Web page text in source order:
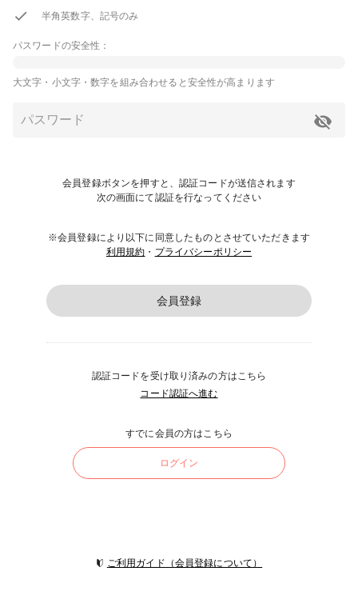
半角英数字、記号のみ
パスワードの安全性：
大文字・小文字・数字を組み合わせると安全性が高まります
会員登録ボタンを押すと、認証コードが送信されます
次の画面にて認証を行なってください
※会員登録により以下に同意したものとさせていただきます
利用規約 ・ プライバシーポリシー
会員登録
認証コードを受け取り済みの方はこちら
コード認証へ進む
すでに会員の方はこちら
ログイン
ご利用ガイド（会員登録について）